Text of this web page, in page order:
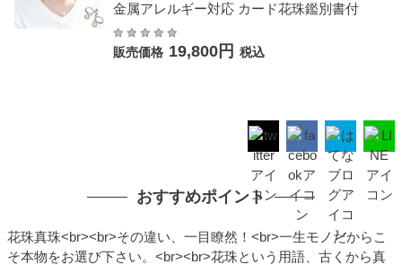
金属アレルギー対応 カード花珠鑑別書付
販売価格 19,800円 税込
おすすめポイント
花珠真珠<br><br>その違い、一目瞭然！<br>一生モノだからこ
そ本物をお選び下さい。<br><br>花珠という用語、古くから真